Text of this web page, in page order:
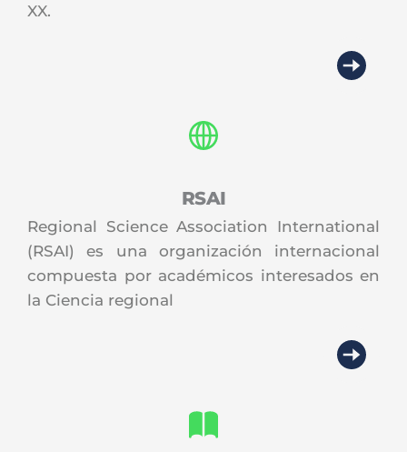
XX.
RSAI
Regional Science Association International
(RSAI) es una organización internacional
compuesta por académicos interesados en
la Ciencia regional